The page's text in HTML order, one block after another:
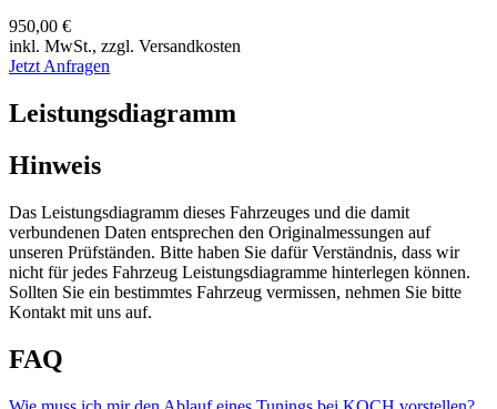
950,00 €
inkl. MwSt., zzgl. Versandkosten
Jetzt Anfragen
Leistungsdiagramm
Hinweis
Das Leistungsdiagramm dieses Fahrzeuges und die damit
verbundenen Daten entsprechen den Originalmessungen auf
unseren Prüfständen. Bitte haben Sie dafür Verständnis, dass wir
nicht für jedes Fahrzeug Leistungsdiagramme hinterlegen können.
Sollten Sie ein bestimmtes Fahrzeug vermissen, nehmen Sie bitte
Kontakt mit uns auf.
FAQ